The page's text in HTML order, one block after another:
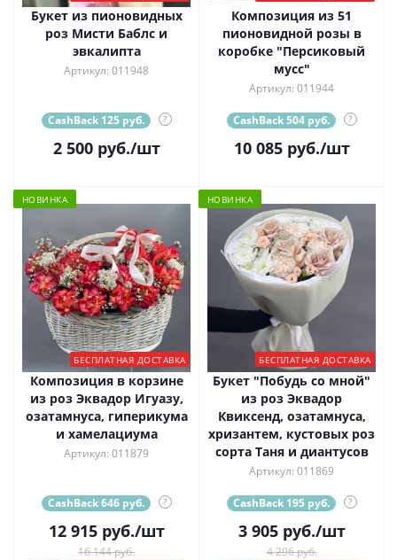
Букет из пионовидных
роз Мисти Баблс и
эвкалипта
Артикул: 011948
CashBack 125 руб. ?
2 500руб./шт
Композиция из 51
пионовидной розы в
коробке "Персиковый
мусс"
Артикул: 011944
CashBack 504 руб. ?
10 085руб./шт
НОВИНКА
БЕСПЛАТНАЯ ДОСТАВКА
Композиция в корзине
из роз Эквадор Игуазу,
озатамнуса, гиперикума
и хамелациума
Артикул: 011879
CashBack 646 руб. ?
12 915руб./шт
16 144 руб.
НОВИНКА
БЕСПЛАТНАЯ ДОСТАВКА
Букет "Побудь со мной"
из роз Эквадор
Квиксенд, озатамнуса,
хризантем, кустовых роз
сорта Таня и диантусов
Артикул: 011869
CashBack 195 руб. ?
3 905руб./шт
4 296 руб.